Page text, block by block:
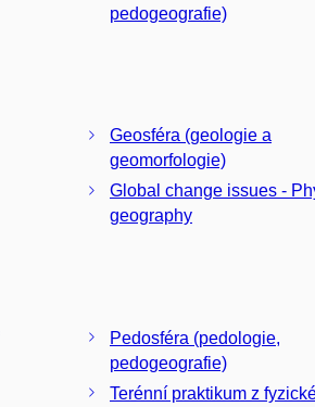
pedogeografie)
Geosféra (geologie a
geomorfologie)
Global change issues -
geography
Pedosféra (pedologie,
pedogeografie)
Terénní praktikum z